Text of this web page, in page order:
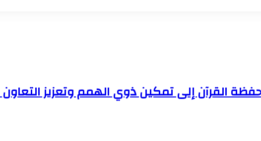
القرآن إلى تمكين ذوي الهمم وتعزيز